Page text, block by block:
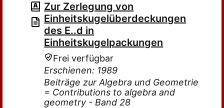
Zur Zerlegung von
Einheitskugelüberdeckungen
des E..d in
Einheitskugelpackungen
Frei verfügbar
Erschienen: 1989
Beiträge zur Algebra und Geometrie
= Contributions to algebra and
geometry - Band 28